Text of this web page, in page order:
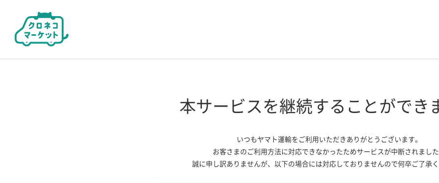
本サービスを継続する ことができ
いつもヤマト運輸をご利用いただきありがとうございます。
お客さまのご利用方法に対応できなかったためサービスが中断されました
誠に申し訳ありませんが、 以下の場合には対応しておりませんので何卒ご了承く